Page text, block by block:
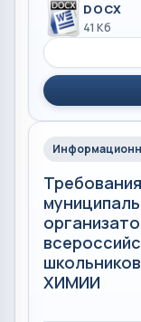
DOCX
41 Кб
ХИМИИ